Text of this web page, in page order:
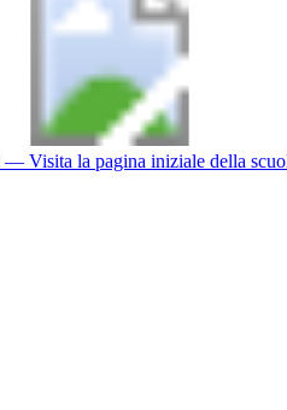
— Visita la pagina iniziale della